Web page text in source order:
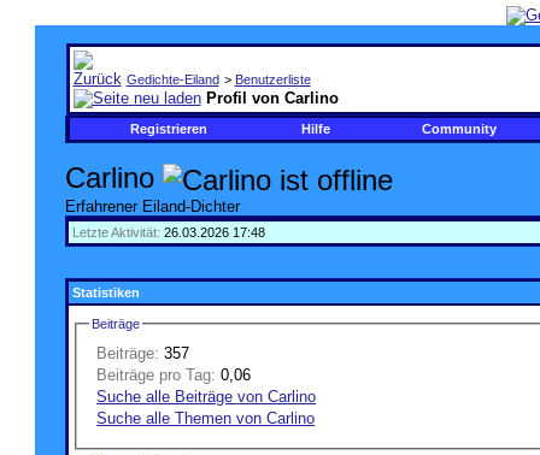
Gedichte-Eiland > Benutzerliste
Profil von Carlino
Registrieren Hilfe Community
Carlino
Erfahrener Eiland-Dichter
Letzte Aktivität: 26.03.2026 17:48
Statistiken
Beiträge
Beiträge: 357
Beiträge pro Tag: 0,06
Suche alle Beiträge von Carlino
Suche alle Themen von Carlino